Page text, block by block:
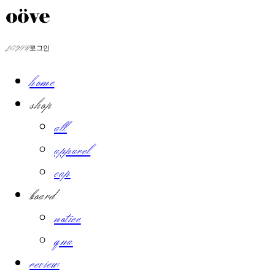
LOG IN로그인
home
shop
all
apparel
cap
board
notice
qna
review